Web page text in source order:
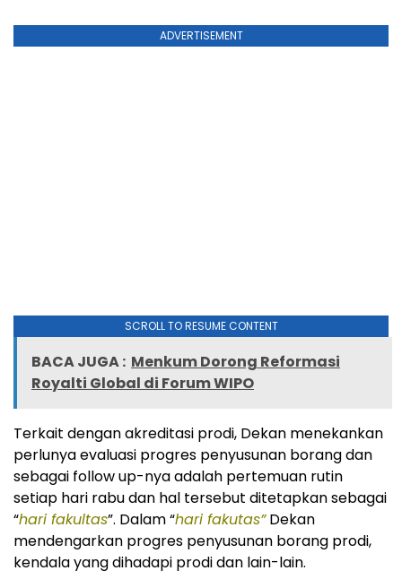
ADVERTISEMENT
SCROLL TO RESUME CONTENT
BACA JUGA : Menkum Dorong Reformasi
Royalti Global di Forum WIPO
Terkait dengan akreditasi prodi, Dekan menekankan
perlunya evaluasi progres penyusunan borang dan
sebagai follow up-nya adalah pertemuan rutin
setiap hari rabu dan hal tersebut ditetapkan sebagai
“hari fakultas”. Dalam “hari fakutas”Dekan
mendengarkan progres penyusunan borang prodi,
kendala yang dihadapi prodi dan lain-lain.